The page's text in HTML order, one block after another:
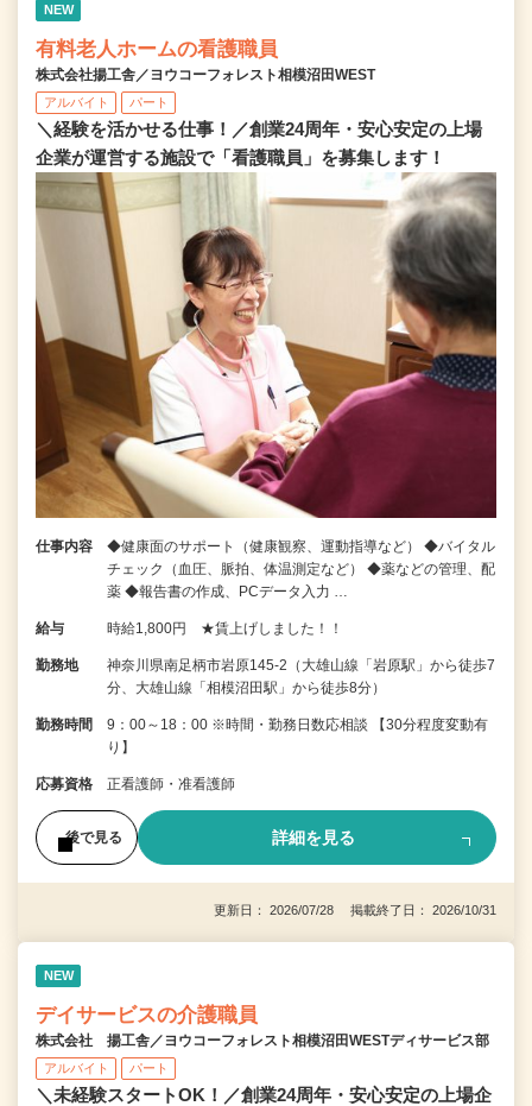
NEW
有料老人ホームの看護職員
株式会社揚工舎／ヨウコーフォレスト相模沼田WEST
アルバイト パート
＼経験を活かせる仕事！／創業24周年・安心安定の上場
企業が運営する施設で「看護職員」を募集します！
仕事内容
◆健康面のサポート（健康観察、運動指導など） ◆バイタル
チェック（血圧、脈拍、体温測定など） ◆薬などの管理、配
薬 ◆報告書の作成、PCデータ入力 …
給与 時給1,800円 ★賃上げしました！！
勤務地
神奈川県南足柄市岩原145-2（大雄山線「岩原駅」から徒歩7
分、大雄山線「相模沼田駅」から徒歩8分）
勤務時間
9：00～18：00 ※時間・勤務日数応相談 【30分程度変動有
り】
応募資格 正看護師・准看護師
後で見る 詳細を見る
更新日： 2026/07/28 掲載終了日： 2026/10/31
NEW
デイサービスの介護職員
株式会社 揚工舎／ヨウコーフォレスト相模沼田WESTディサービス部
アルバイト パート
＼未経験スタートOK！／創業24周年・安心安定の上場企